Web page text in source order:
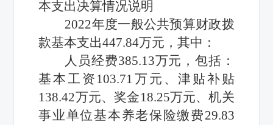
本支出决算情况说明
2022年度一般公共预算财政拨
款基本支出447.84万元，其中：
人员经费385.13万元，包括：
基本工资 103.71万元 、津贴补贴
138.42万元、奖金18.25万元、机关
事业单位基本养老保险缴费29.83